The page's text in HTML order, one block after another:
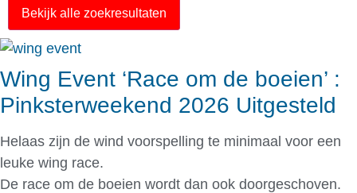
Bekijk alle zoekresultaten
Wing Event ‘Race om de boeien’ :
Pinksterweekend 2026 Uitgesteld
Helaas zijn de wind voorspelling te minimaal voor een
leuke wing race.
De race om de boeien wordt dan ook doorgeschoven.